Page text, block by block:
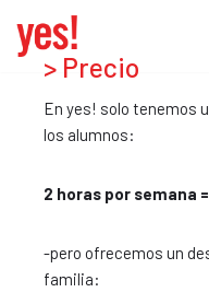
Saltar
contenido
> Precio
En yes! solo tenemos
los alumnos:
2 horas por semana
-pero ofrecemos un
familia: